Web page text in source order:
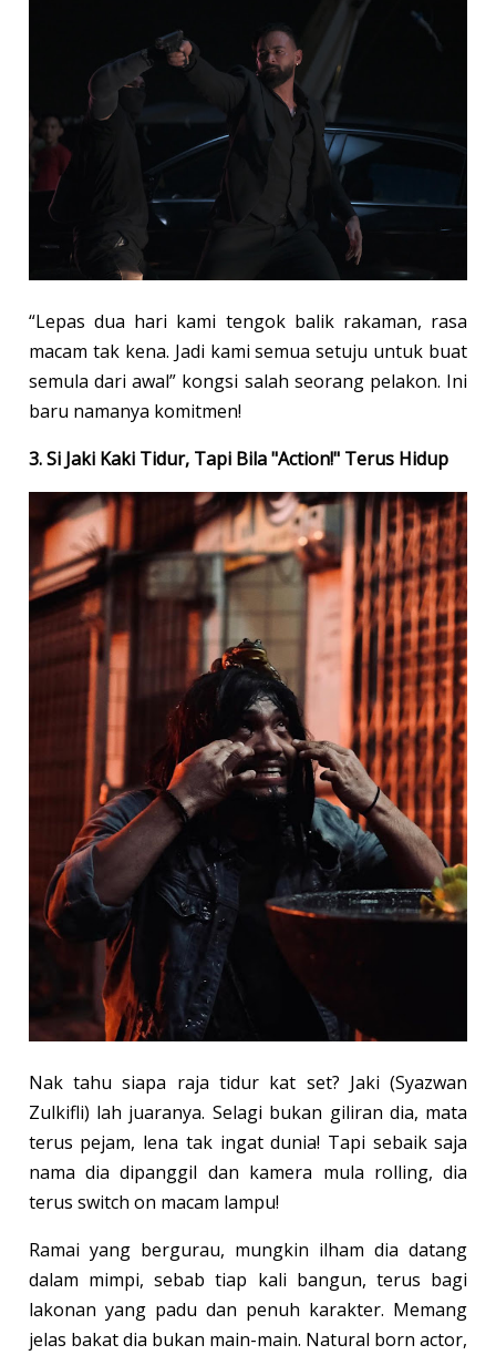
“Lepas dua hari kami tengok balik rakaman, rasa
macam tak kena. Jadi kami semua setuju untuk buat
semula dari awal” kongsi salah seorang pelakon. Ini
baru namanya komitmen!
3. Si Jaki Kaki Tidur, Tapi Bila "Action!" Terus Hidup
Nak tahu siapa raja tidur kat set? Jaki (Syazwan
Zulkifli) lah juaranya. Selagi bukan giliran dia, mata
terus pejam, lena tak ingat dunia! Tapi sebaik saja
nama dia dipanggil dan kamera mula rolling, dia
terus switch on macam lampu!
Ramai yang bergurau, mungkin ilham dia datang
dalam mimpi, sebab tiap kali bangun, terus bagi
lakonan yang padu dan penuh karakter. Memang
jelas bakat dia bukan main-main. Natural born actor,